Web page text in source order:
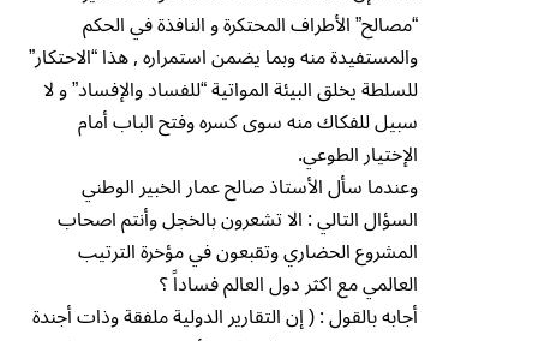
“مصالح” الأطراف المحتكرة و النافذة في الحكم
والمستفيدة منه وبما يضمن استمراره , هذا “الاحتكار”
للسلطة يخلق البيئة المواتية “للفساد والإفساد” و لا
سبيل للفكاك منه سوى كسره وفتح الباب أمام
الإختيار الطوعي.
وعندما سأل الأستاذ صالح عمار الخبير الوطني
السؤال التالي : الا تشعرون بالخجل وأنتم اصحاب
المشروع الحضاري وتقبعون في مؤخرة الترتيب
العالمي مع اكثر دول العالم فساداً ؟
أجابه بالقول : ( إن التقارير الدولية ملفقة وذات أجندة